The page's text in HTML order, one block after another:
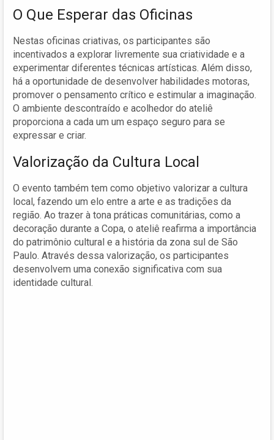
O Que Esperar das Oficinas
Nestas oficinas criativas, os participantes são
incentivados a explorar livremente sua criatividade e a
experimentar diferentes técnicas artísticas. Além disso,
há a oportunidade de desenvolver habilidades motoras,
promover o pensamento crítico e estimular a imaginação.
O ambiente descontraído e acolhedor do ateliê
proporciona a cada um um espaço seguro para se
expressar e criar.
Valorização da Cultura Local
O evento também tem como objetivo valorizar a cultura
local, fazendo um elo entre a arte e as tradições da
região. Ao trazer à tona práticas comunitárias, como a
decoração durante a Copa, o ateliê reafirma a importância
do patrimônio cultural e a história da zona sul de São
Paulo. Através dessa valorização, os participantes
desenvolvem uma conexão significativa com sua
identidade cultural.